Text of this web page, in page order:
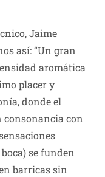
Jaime
así: “Un gran
aromática
placer y
donde el
consonancia con
se funden
barricas sin